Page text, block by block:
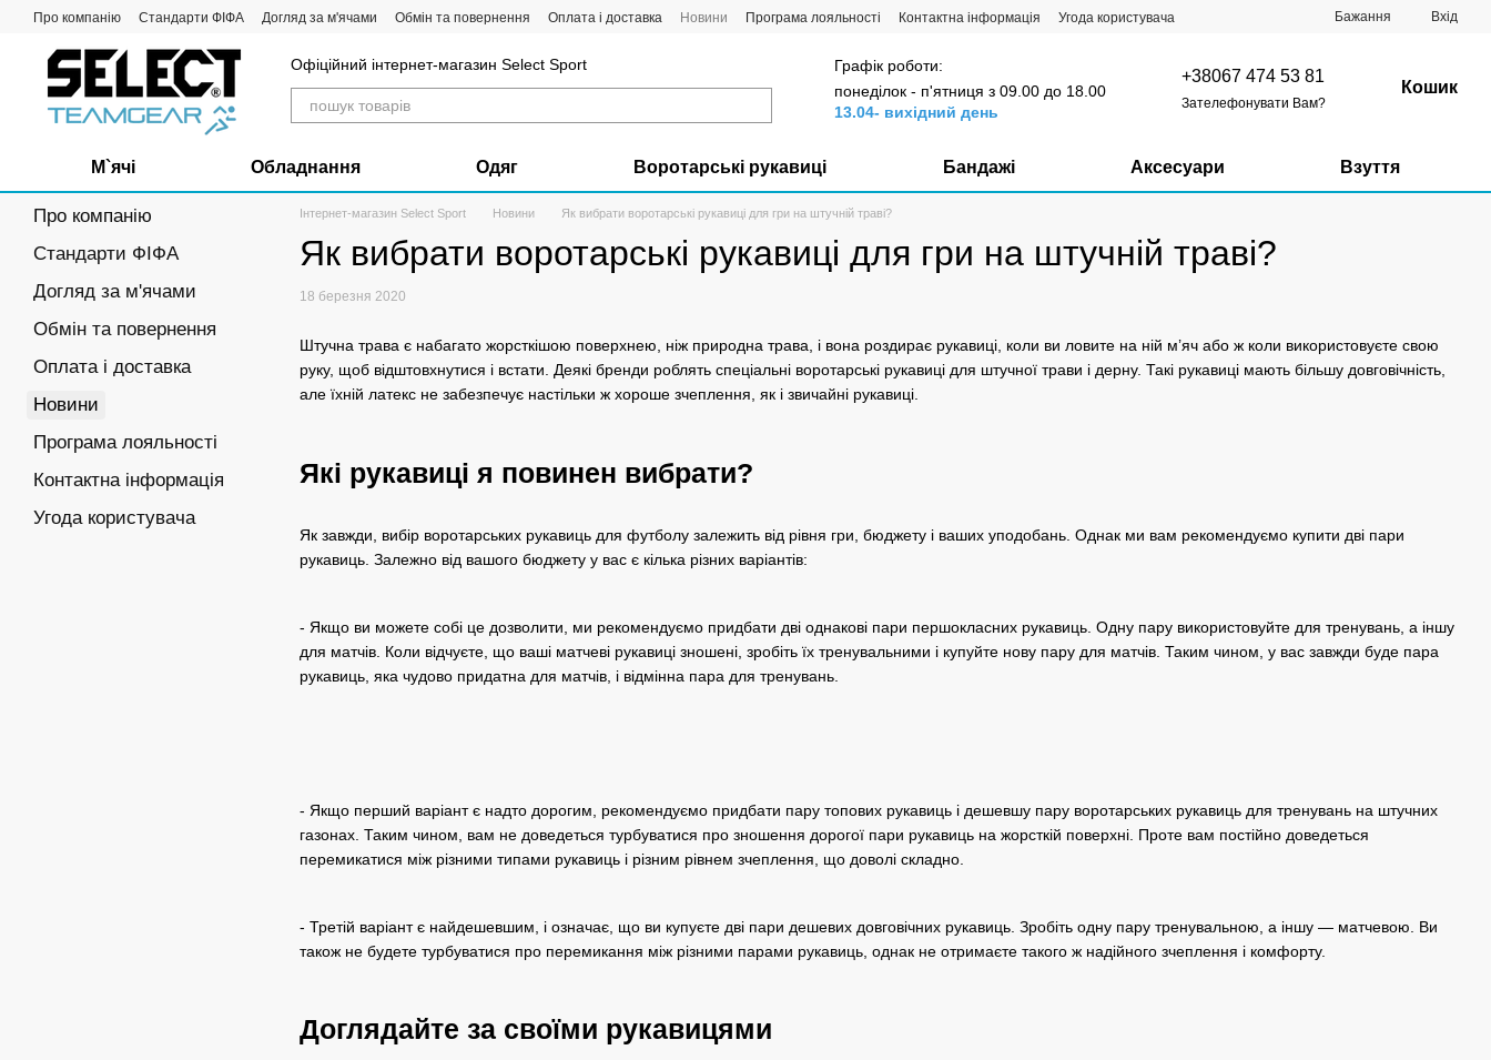
Перейти до основного контенту
Про компанію Стандарти ФІФА Догляд за м'ячами Обмін та повернення Оплата і доставка Новини Програма лояльності Контактна інформація Угода користувача Бажання Вхід
Офіційний інтернет-магазин Select Sport
Графік роботи:
понеділок - п'ятниця з 09.00 до 18.00
13.04- вихідний день
+38067 474 53 81
Зателефонувати Вам?
Кошик
М`ячі Обладнання Одяг Воротарські рукавиці Бандажі Аксесуари Взуття
Інтернет-магазин Select Sport Новини Як вибрати воротарські рукавиці для гри на штучній траві?
Як вибрати воротарські рукавиці для гри на штучній траві?
18 березня 2020
Штучна трава є набагато жорсткішою поверхнею, ніж природна трава, і вона роздирає рукавиці, коли ви ловите на ній м’яч або ж коли використовуєте свою
руку, щоб відштовхнутися і встати. Деякі бренди роблять спеціальні воротарські рукавиці для штучної трави і дерну. Такі рукавиці мають більшу довговічність,
але їхній латекс не забезпечує настільки ж хороше зчеплення, як і звичайні рукавиці.
Які рукавиці я повинен вибрати?
Як завжди, вибір воротарських рукавиць для футболу залежить від рівня гри, бюджету і ваших уподобань. Однак ми вам рекомендуємо купити дві пари
рукавиць. Залежно від вашого бюджету у вас є кілька різних варіантів:
- Якщо ви можете собі це дозволити, ми рекомендуємо придбати дві однакові пари першокласних рукавиць. Одну пару використовуйте для тренувань, а іншу
для матчів. Коли відчуєте, що ваші матчеві рукавиці зношені, зробіть їх тренувальними і купуйте нову пару для матчів. Таким чином, у вас завжди буде пара
рукавиць, яка чудово придатна для матчів, і відмінна пара для тренувань.
- Якщо перший варіант є надто дорогим, рекомендуємо придбати пару топових рукавиць і дешевшу пару воротарських рукавиць для тренувань на штучних
газонах. Таким чином, вам не доведеться турбуватися про зношення дорогої пари рукавиць на жорсткій поверхні. Проте вам постійно доведеться
перемикатися між різними типами рукавиць і різним рівнем зчеплення, що доволі складно.
- Третій варіант є найдешевшим, і означає, що ви купуєте дві пари дешевих довговічних рукавиць. Зробіть одну пару тренувальною, а іншу — матчевою. Ви
також не будете турбуватися про перемикання між різними парами рукавиць, однак не отримаєте такого ж надійного зчеплення і комфорту.
Доглядайте за своїми рукавицями
Про компанію
Стандарти ФІФА
Догляд за м'ячами
Обмін та повернення
Оплата і доставка
Новини
Програма лояльності
Контактна інформація
Угода користувача